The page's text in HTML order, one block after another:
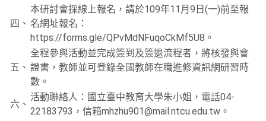
四、
本研討會採線上報名，請於109年11月9日(一)前至報
名網址報名：
https://forms.gle/QPvMdNFuqoCkMf5U8。
五、
全程參與活動並完成簽到及簽退流程者，將核發與會
證書，教師並可登錄全國教師在職進修資訊網研習時
數。
六、
活動聯絡人：國立臺中教育大學朱小姐，電話04-
22183793，信箱mhzhu901@mail.ntcu.edu.tw。